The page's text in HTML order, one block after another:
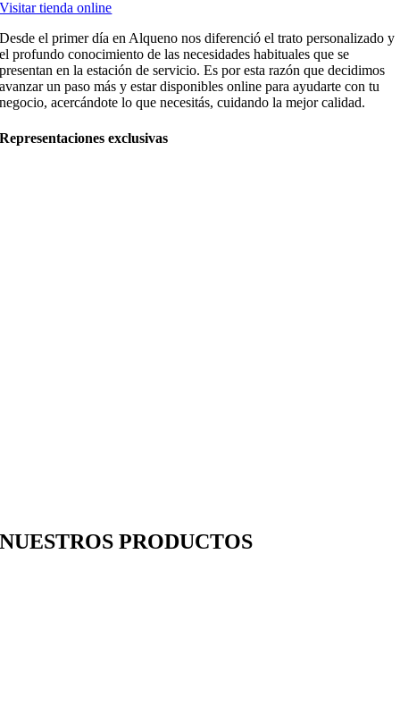
Visitar tienda online
Desde el primer día en Alqueno nos diferenció el trato personalizado y
el profundo conocimiento de las necesidades habituales que se
presentan en la estación de servicio. Es por esta razón que decidimos
avanzar un paso más y estar disponibles online para ayudarte con tu
negocio, acercándote lo que necesitás, cuidando la mejor calidad.
Representaciones exclusivas
NUESTROS PRODUCTOS